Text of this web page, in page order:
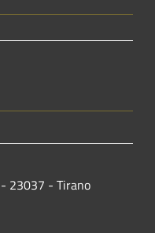
- 23037 - Tirano